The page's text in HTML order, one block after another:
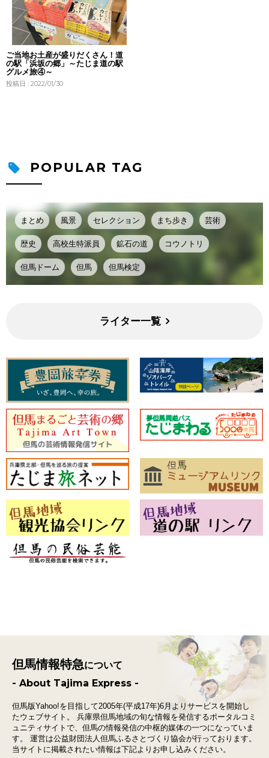
ご当地お土産が盛りだくさん！道
の駅「浜坂の郷」～たじま道の駅
グルメ旅④～
投稿日 : 2022/01/30
POPULAR TAG
まとめ 風景 セレクション まち歩き 芸術
歴史 高校生特派員 鉱石の道 コウノトリ
但馬ドーム 但馬 但馬検定
ライター一覧
但馬情報特急について
- About Tajima Express -
但馬版Yahoo!を目指して2005年(平成17年)6月よりサービスを開始し
たウェブサイト。
兵庫県但馬地域の旬な情報を発信するポータルコミ
ュニティサイトで、 但馬の情報発信の中枢的媒体の一つになっていま
す。
運営は公益財団法人但馬ふるさとづくり協会が行っております。
当サイトに掲載されたい情報は下記よりお申し込みください。